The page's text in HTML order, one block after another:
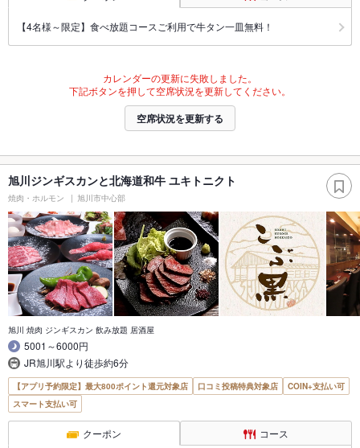
【4名様～限定】食べ放題コースご利用で牛タン一皿無料！
カレンダーの更新に失敗しました。
下記ボタンを押して空席状況を更新してください。
空席状況を更新する
旭川ジンギスカンと北海道和牛 ユキトニクト
焼肉・ホルモン 旭川市中心部
旭川 焼肉 ジンギスカン 飲み放題 居酒屋
5001～6000円
JR旭川駅より徒歩約6分
【アプリ予約限定】最大800ポイント還元対象店 口コミ投稿特典対象店
COIN+支払い可
スマート支払い可
クーポン コース